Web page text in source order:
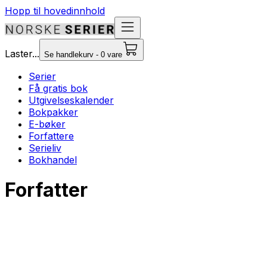
Hopp til hovedinnhold
Laster... Se handlekurv - 0 vare
Serier
Få gratis bok
Utgivelseskalender
Bokpakker
E-bøker
Forfattere
Serieliv
Bokhandel
Forfatter